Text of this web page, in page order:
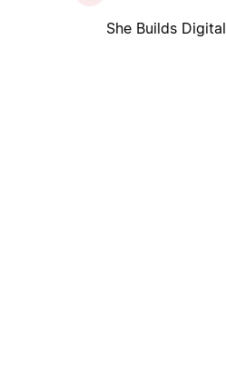
She Builds Digital